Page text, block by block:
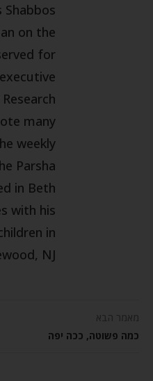
on the
for
many
weekly
Parsha
in Beth
with his
in
NJ.
מאמר הבא
כמה פשוטה, ככה יפה